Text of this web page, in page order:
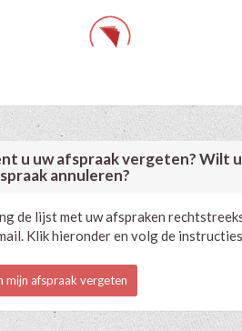
u uw afspraak vergeten? Wilt u
annuleren?
de lijst met uw afspraken
Klik hieronder en volg de instructies.
mijn afspraak vergeten